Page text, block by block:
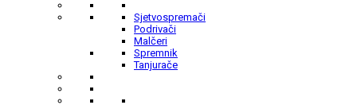
Sjetvospremači
Podrivači
Malčeri
Spremnik
Tanjurače